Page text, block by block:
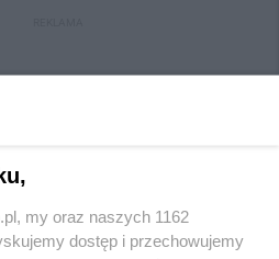
my oraz naszych 1162
dostęp i przechowujemy